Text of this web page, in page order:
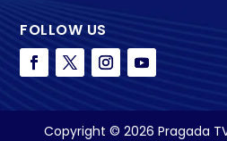
FOLLOW US
Copyright © 2026 Pragada